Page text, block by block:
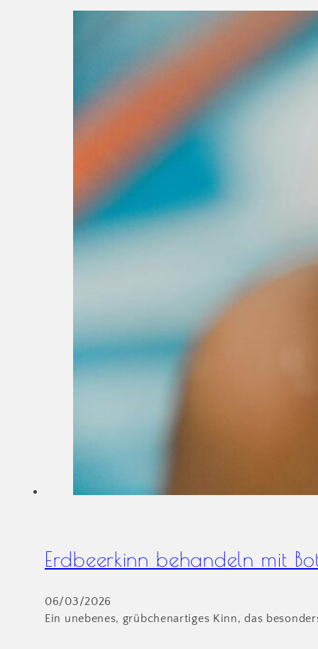
Erdbeerkinn behandeln mit
06/03/2026
Ein unebenes, grübchenartiges Kinn, das